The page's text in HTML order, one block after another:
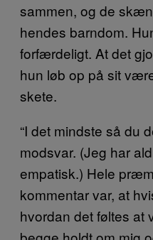
sammen, og de
hendes barndom.
forfærdeligt. At det
hun løb op på sit
skete.
“I det mindste så du
modsvar. (Jeg har
empatisk.) Hele
kommentar var, at
hvordan det føltes at